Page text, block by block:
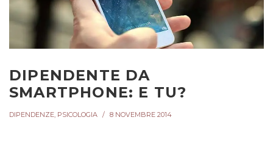
DIPENDENTE DA
SMARTPHONE: E TU?
DIPENDENZE, PSICOLOGIA 8 NOVEMBRE 2014